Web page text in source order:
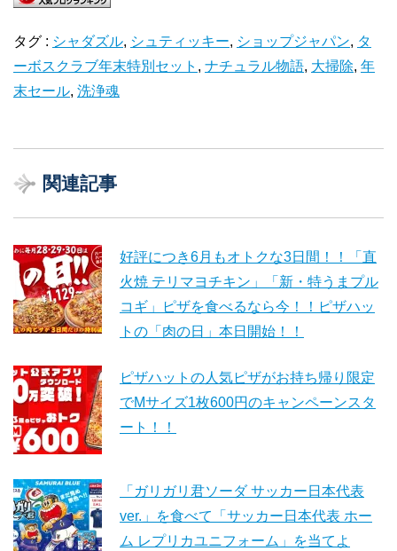
タグ : シャダズル, シュティッキー, ショップジャパン, タ
ーボスクラブ年末特別セット , ナチュラル物語, 大掃除, 年
末セール, 洗浄魂
関連記事
好評につき6月もオトクな3日間！！「直
火焼 テリマヨチキン」「新・特うまプル
コギ」ピザを食べるなら今！！ピザハッ
トの「肉の日」本日開始！！
ピザハットの人気ピザがお持ち帰り限定
でMサイズ1枚600円のキャンペーンスタ
ート！！
「ガリガリ君ソーダ サッカー日本代表
ver.」を食べて「サッカー日本代表 ホー
ム レプリカユニフォーム」を当てよ